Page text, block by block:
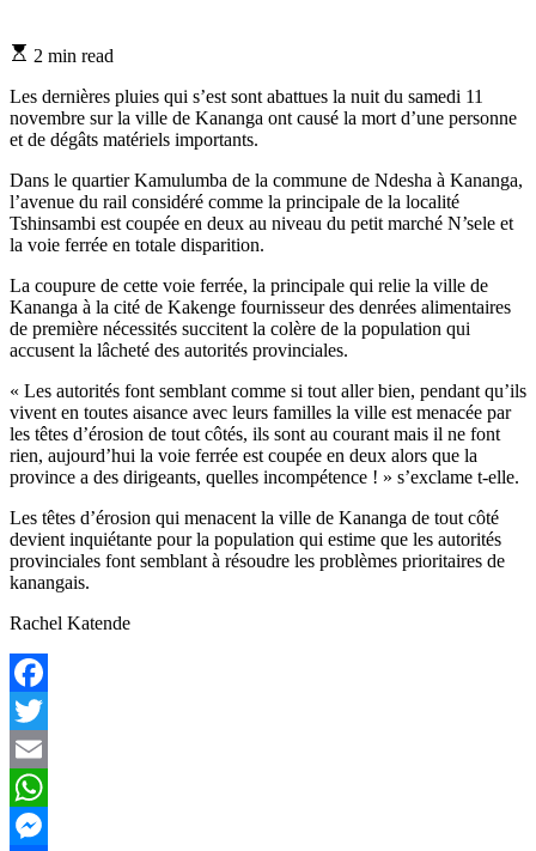
Estimated
time
2 min read
Les dernières pluies qui s’est sont abattues la nuit du samedi 11
novembre sur la ville de Kananga ont causé la mort d’une personne
et de dégâts matériels importants.
Dans le quartier Kamulumba de la commune de Ndesha à Kananga,
l’avenue du rail considéré comme la principale de la localité
Tshinsambi est coupée en deux au niveau du petit marché N’sele et
la voie ferrée en totale disparition.
La coupure de cette voie ferrée, la principale qui relie la ville de
Kananga à la cité de Kakenge fournisseur des denrées alimentaires
de première nécessités succitent la colère de la population qui
accusent la lâcheté des autorités provinciales.
« Les autorités font semblant comme si tout aller bien, pendant qu’ils
vivent en toutes aisance avec leurs familles la ville est menacée par
les têtes d’érosion de tout côtés, ils sont au courant mais il ne font
rien, aujourd’hui la voie ferrée est coupée en deux alors que la
province a des dirigeants, quelles incompétence ! » s’exclame t-elle.
Les têtes d’érosion qui menacent la ville de Kananga de tout côté
devient inquiétante pour la population qui estime que les autorités
provinciales font semblant à résoudre les problèmes prioritaires de
kanangais.
Rachel Katende
Facebook
Twitter
Email
WhatsApp